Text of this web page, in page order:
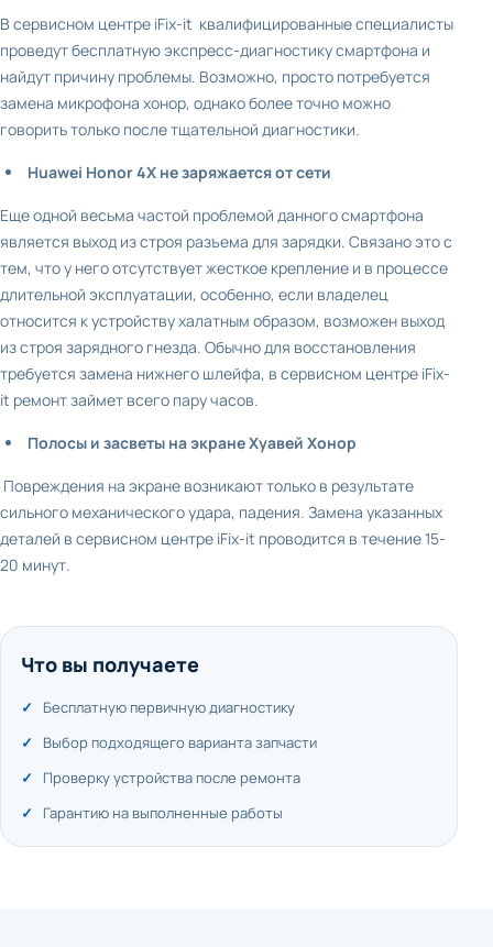
В сервисном центре iFix-it квалифицированные специалисты
проведут бесплатную экспресс-диагностику смартфона и
найдут причину проблемы. Возможно, просто потребуется
замена микрофона хонор, однако более точно можно
говорить только после тщательной диагностики.
Huawei Honor 4X не заряжается от сети
Еще одной весьма частой проблемой данного смартфона
является выход из строя разъема для зарядки. Связано это с
тем, что у него отсутствует жесткое крепление и в процессе
длительной эксплуатации, особенно, если владелец
относится к устройству халатным образом, возможен выход
из строя зарядного гнезда. Обычно для восстановления
требуется замена нижнего шлейфа, в сервисном центре iFix-
it ремонт займет всего пару часов.
Полосы и засветы на экране Хуавей Хонор
Повреждения на экране возникают только в результате
сильного механического удара, падения. Замена указанных
деталей в сервисном центре iFix-it проводится в течение 15-
20 минут.
Что вы получаете
Бесплатную первичную диагностику
Выбор подходящего варианта запчасти
Проверку устройства после ремонта
Гарантию на выполненные работы